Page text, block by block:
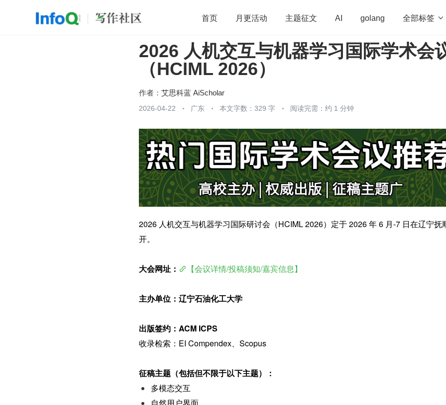
首页 月更活动 主题征文 AI golang 全部标签 
开源 架构 OpenHarmony 算法 学习方法 Web3.0 高
团队管理 程序员 运维
2026 人机交互与机器学习国际学术会
（HCIML 2026）
作者： 艾思科蓝 AiScholar
2026-04-22 广东 本文字数：329 字 阅读完需：约 1 分钟
2026 人机交互与机器学习国际研讨会（HCIML 2026）定于 2026 年 6 月-7 日在辽宁抚
开。
大会网址： 【会议详情/投稿须知/嘉宾信息】
主办单位：辽宁石油化工大学
出版签约：ACM ICPS
收录检索：EI Compendex、Scopus
征稿主题（包括但不限于以下主题）：
多模态交互